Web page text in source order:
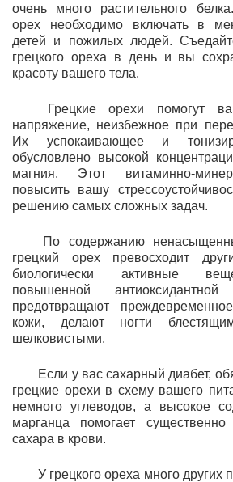
очень много растительного
орех необходимо включать в
детей и пожилых людей.
грецкого ореха в день и вы
красоту вашего тела.
Грецкие орехи помогут
напряжение, неизбежное при
Их успокаивающее и
обусловлено высокой
магния. Этот витаминно-
повысить вашу
решению самых сложных задач.
По содержанию
грецкий орех превосходит
биологически активные
повышенной
предотвращают
кожи, делают ногти
шелковистыми.
Если у вас сахарный диабет,
грецкие орехи в схему вашего
немного углеводов, а высокое
марганца помогает существенно
сахара в крови.
У грецкого ореха много других